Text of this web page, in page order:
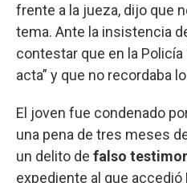
frente a la jueza, dijo que
tema. Ante la insistencia
contestar que en la Policía
acta” y que no recordaba
El joven fue condenado
una pena de tres meses
un delito de falso
expediente al que